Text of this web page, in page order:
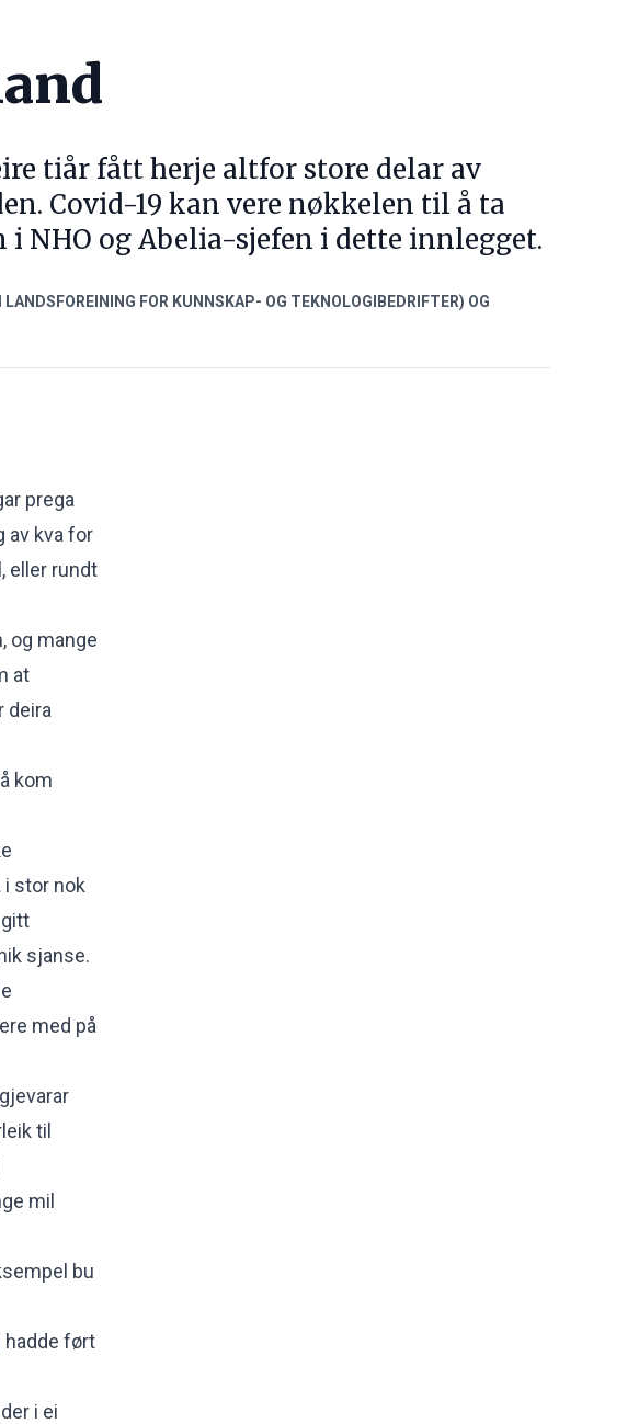
tiår fått herje altfor store delar av
Covid-19 kan vere nøkkelen til å ta
NHO og Abelia-sjefen i dette innlegget.
FOR KUNNSKAP- OG TEKNOLOGIBEDRIFTER) OG
prega
av kva for
eller rundt
og mange
at
deira
kom
stor nok
sjanse.
med på
til
mil
bu
hadde ført
i ei